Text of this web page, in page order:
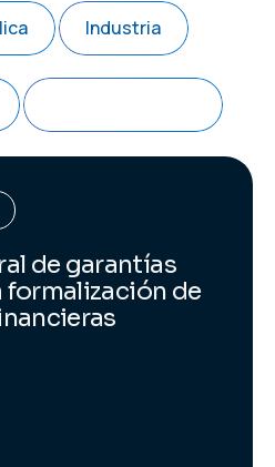
Industria
de garantías
formalización de